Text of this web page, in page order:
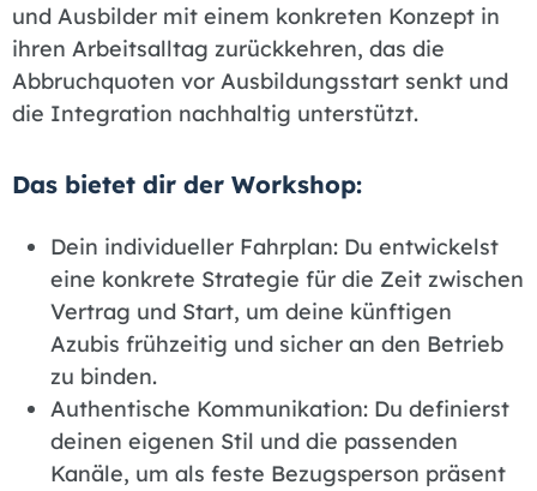
und Ausbilder mit einem konkreten Konzept in
ihren Arbeitsalltag zurückkehren, das die
Abbruchquoten vor Ausbildungsstart senkt und
die Integration nachhaltig unterstützt.
Das bietet dir der Workshop:
Dein individueller Fahrplan: Du entwickelst
eine konkrete Strategie für die Zeit zwischen
Vertrag und Start, um deine künftigen
Azubis frühzeitig und sicher an den Betrieb
zu binden.
Authentische Kommunikation: Du definierst
deinen eigenen Stil und die passenden
Kanäle, um als feste Bezugsperson präsent